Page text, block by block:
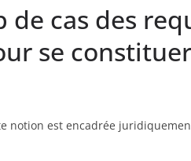
cas des
se constituer
notion est encadrée